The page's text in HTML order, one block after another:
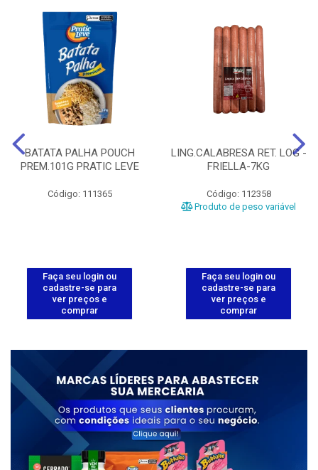
BATATA PALHA POUCH
PREM.101G PRATIC LEVE
Código: 111365
Faça seu login ou
cadastre-se para
ver preços e
comprar
LING.CALABRESA RET. LOG -
FRIELLA-7KG
Código: 112358
Produto de peso variável
Faça seu login ou
cadastre-se para
ver preços e
comprar